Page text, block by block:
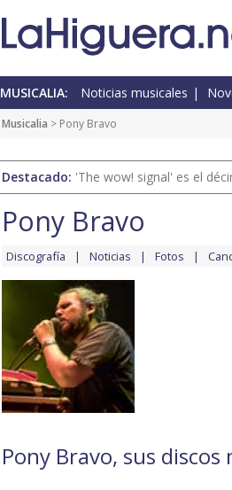
MUSICALIA: Noticias musicales
Musicalia > Pony Bravo
Destacado: 'The wow! signal' es el
Pony Bravo
Discografía Noticias Fotos
Pony Bravo, sus